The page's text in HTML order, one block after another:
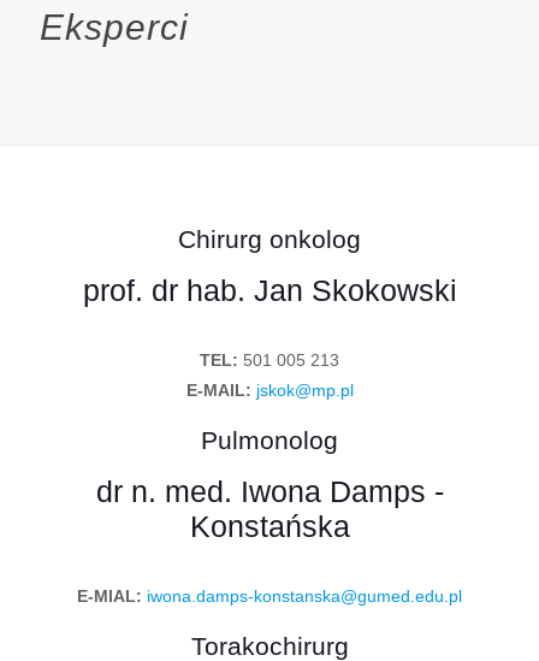
Eksperci
Chirurg onkolog
prof. dr hab. Jan Skokowski
TEL: 501 005 213
E-MAIL: jskok@mp.pl
Pulmonolog
dr n. med. Iwona Damps -
Konstańska
E-MIAL: iwona.damps-konstanska@gumed.edu.pl
Torakochirurg